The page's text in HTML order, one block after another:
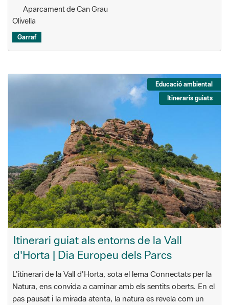
Aparcament de Can Grau
Olivella
Garraf
Educació ambiental
Itineraris guiats
Itinerari guiat als entorns de la Vall
d'Horta | Dia Europeu dels Parcs
L'itinerari de la Vall d'Horta, sota el lema Connectats per la
Natura, ens convida a caminar amb els sentits oberts. En el
pas pausat i la mirada atenta, la natura es revela com un